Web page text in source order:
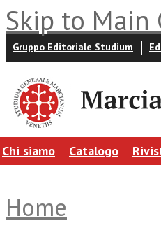
Skip to Main
Gruppo Editoriale Studium
Chi siamo Catalogo
Home